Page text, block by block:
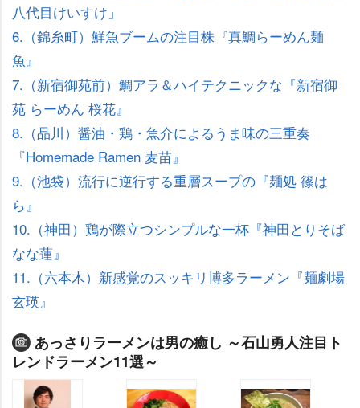
八代目けいすけ」
6.（錦糸町）鮮魚ブームの注目株『真鯛らーめん麺
魚』
7.（新宿御苑前）鯛アラ＆ハイテクニックな『新宿御
苑 らーめん 桜花』
8.（品川）醤油・鶏・魚介によるうま味の三重奏
『Homemade Ramen 麦苗』
9.（池袋）流行に逆行する重層スープの『麺処 篠は
ら』
10.（神田）鶏が際立つシンプルな一杯『神田とりそば
なな蓮』
11.（六本木）新感覚のスッキリ博多ラーメン『麺劇場
玄瑛』
あっさりラーメンは男の癒し ～石山勇人注目ト
レンドラーメン11選～